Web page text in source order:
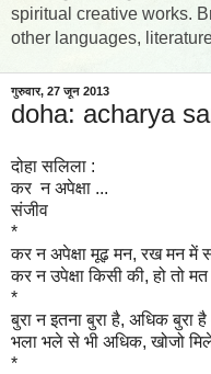
spiritual creative works.
other languages,
गुरुवार, 27 जून 2013
doha: acharya
दोहा सलिला :
कर न अपेक्षा ...
संजीव
*
कर न अपेक्षा मूढ़ मन, रख मन में
कर न उपेक्षा किसी की, हो तो
*
बुरा न इतना बुरा है, अधिक बुरा
भला भले से भी अधिक, खोजो
*